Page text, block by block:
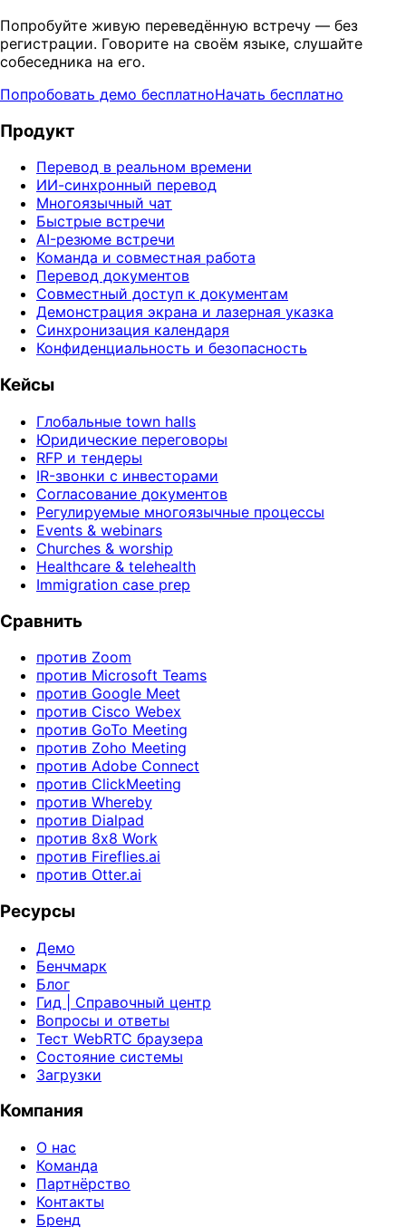
Попробуйте живую переведённую встречу — без
регистрации. Говорите на своём языке, слушайте
собеседника на его.
Попробовать демо бесплатноНачать бесплатно
Продукт
Перевод в реальном времени
ИИ-синхронный перевод
Многоязычный чат
Быстрые встречи
AI-резюме встречи
Команда и совместная работа
Перевод документов
Совместный доступ к документам
Демонстрация экрана и лазерная указка
Синхронизация календаря
Конфиденциальность и безопасность
Кейсы
Глобальные town halls
Юридические переговоры
RFP и тендеры
IR-звонки с инвесторами
Согласование документов
Регулируемые многоязычные процессы
Events & webinars
Churches & worship
Healthcare & telehealth
Immigration case prep
Сравнить
против Zoom
против Microsoft Teams
против Google Meet
против Cisco Webex
против GoTo Meeting
против Zoho Meeting
против Adobe Connect
против ClickMeeting
против Whereby
против Dialpad
против 8x8 Work
против Fireflies.ai
против Otter.ai
Ресурсы
Демо
Бенчмарк
Блог
Гид | Справочный центр
Вопросы и ответы
Тест WebRTC браузера
Состояние системы
Загрузки
Компания
О нас
Команда
Партнёрство
Контакты
Бренд